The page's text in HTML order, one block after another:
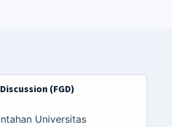
(FGD)
Universitas